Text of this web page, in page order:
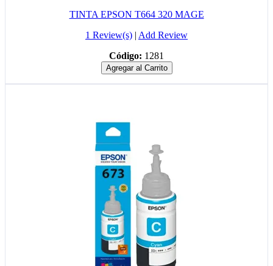
TINTA EPSON T664 320 MAGE
1 Review(s) | Add Review
Código: 1281
Agregar al Carrito